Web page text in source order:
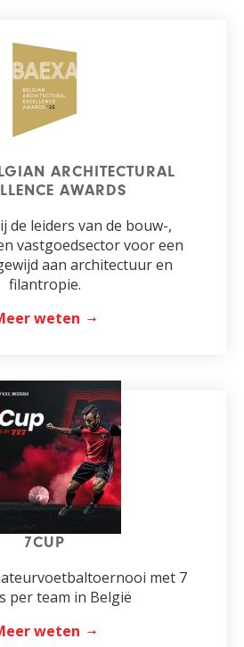
ARCHITECTURAL
AWARDS
de leiders van de bouw-,
vastgoedsector voor een
aan architectuur en
filantropie.
weten
7CUP
met 7
per team in België
weten